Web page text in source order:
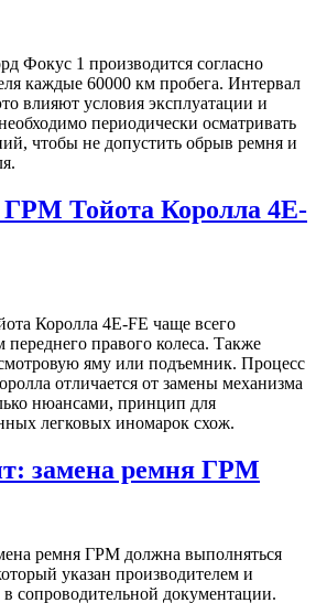
Фокус 1 производится согласно
каждые 60000 км пробега. Интервал
влияют условия эксплуатации и
периодически осматривать
чтобы не допустить обрыв ремня и
Тойота Королла 4E-
Королла 4E-FE чаще всего
переднего правого колеса. Также
яму или подъемник. Процесс
отличается от замены механизма
нюансами, принцип для
легковых иномарок схож.
замена ремня ГРМ
ремня ГРМ должна выполняться
указан производителем и
сопроводительной документации.